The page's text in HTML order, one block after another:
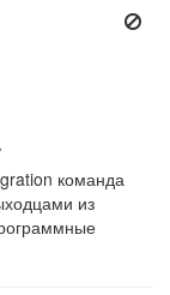
команда
из